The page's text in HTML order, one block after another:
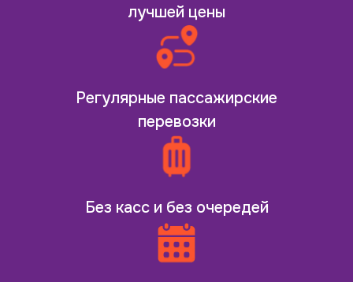
лучшей цены
Регулярные пассажирские
перевозки
Без касс и без очередей